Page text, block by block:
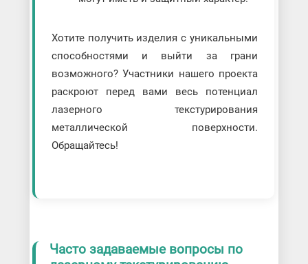
Хотите получить изделия с уникальными
способностями и выйти за грани
возможного? Участники нашего проекта
раскроют перед вами весь потенциал
лазерного текстурирования
металлической поверхности.
Обращайтесь!
Часто задаваемые вопросы по